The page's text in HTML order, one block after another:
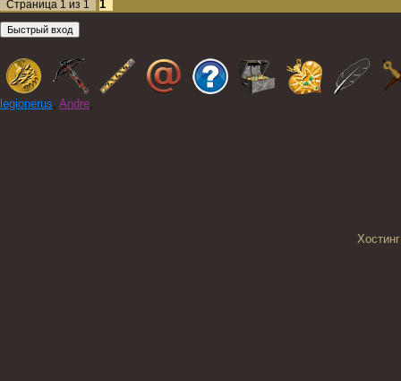
Страница 1 из 1 1
legionerus, Andre,